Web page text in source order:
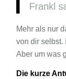
Frankl
Mehr als nur
von dir selbst.
Aber um was
Die kurze